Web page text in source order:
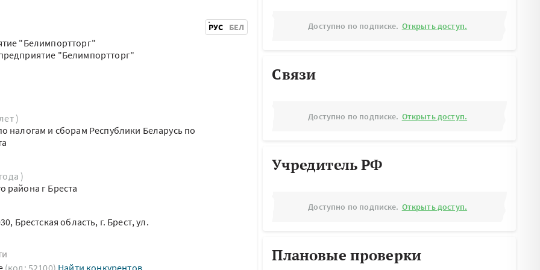
РУС БЕЛ
"Белимпортторг"
"Белимпортторг"
)
налогам и сборам Республики Беларусь по
)
района г Бреста
Брестская область, г. Брест, ул.
(код: 52100) Найти конкурентов
Доступно по подписке. Открыть доступ.
Связи
Доступно по подписке. Открыть доступ.
Учредитель РФ
Доступно по подписке. Открыть доступ.
Плановые проверки